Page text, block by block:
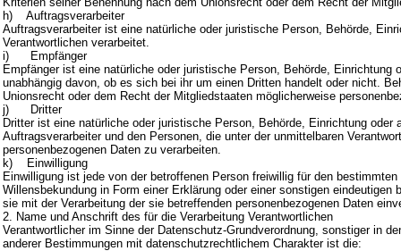
h) Auftragsverarbeiter
Auftragsverarbeiter ist eine natürliche oder juristische Person, Behörde,
Verantwortlichen verarbeitet.
i) Empfänger
Empfänger ist eine natürliche oder juristische Person, Behörde,
unabhängig davon, ob es sich bei ihr um einen Dritten handelt oder nicht.
Unionsrecht oder dem Recht der Mitgliedstaaten möglicherweise
j) Dritter
Dritter ist eine natürliche oder juristische Person, Behörde, Einrichtung
Auftragsverarbeiter und den Personen, die unter der unmittelbaren
personenbezogenen Daten zu verarbeiten.
k) Einwilligung
Einwilligung ist jede von der betroffenen Person freiwillig für den
Willensbekundung in Form einer Erklärung oder einer sonstigen
sie mit der Verarbeitung der sie betreffenden personenbezogenen Daten
2. Name und Anschrift des für die Verarbeitung Verantwortlichen
Verantwortlicher im Sinne der Datenschutz-Grundverordnung, sonstiger in
anderer Bestimmungen mit datenschutzrechtlichem Charakter ist die: